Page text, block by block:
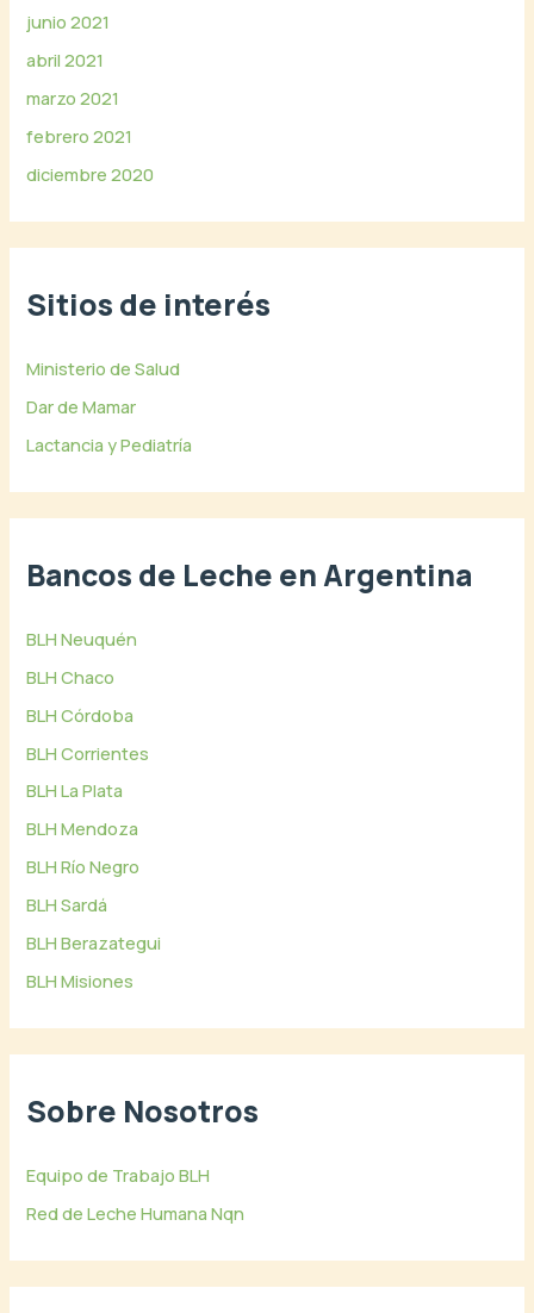
junio 2021
abril 2021
marzo 2021
febrero 2021
diciembre 2020
Sitios de interés
Ministerio de Salud
Dar de Mamar
Lactancia y Pediatría
Bancos de Leche en Argentina
BLH Neuquén
BLH Chaco
BLH Córdoba
BLH Corrientes
BLH La Plata
BLH Mendoza
BLH Río Negro
BLH Sardá
BLH Berazategui
BLH Misiones
Sobre Nosotros
Equipo de Trabajo BLH
Red de Leche Humana Nqn